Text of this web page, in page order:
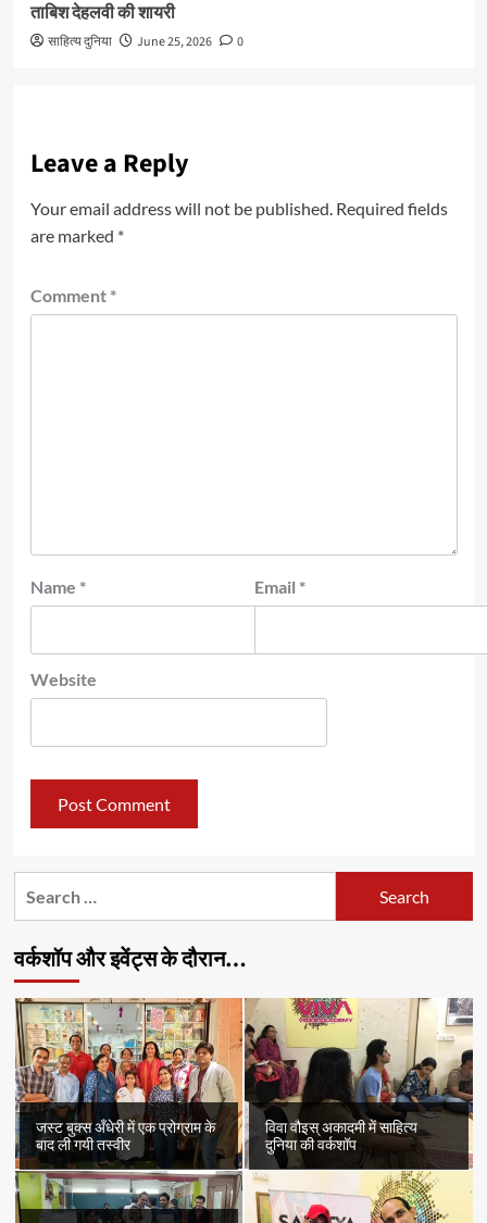
ताबिश देहलवी की शायरी
साहित्य दुनिया June 25, 2026 0
Leave a Reply
Your email address will not be published. Required fields
are marked *
Comment *
Name * Email *
Website
वर्कशॉप और इवेंट्स के दौरान…
जस्ट बुक्स अँधेरी में एक प्रोग्राम के
बाद ली गयी तस्वीर
विवा वौइस् अकादमी में साहित्य
दुनिया की वर्कशॉप